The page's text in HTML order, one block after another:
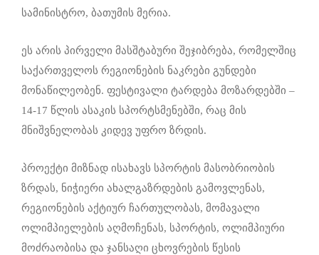
სამინისტრო, ბათუმის მერია.
ეს არის პირველი მასშტაბური შეჯიბრება, რომელშიც
საქართველოს რეგიონების ნაკრები გუნდები
მონაწილეობენ. ფესტივალი ტარდება მოზარდებში –
14-17 წლის ასაკის სპორტსმენებში, რაც მის
მნიშვნელობას კიდევ უფრო ზრდის.
პროექტი მიზნად ისახავს სპორტის მასობრიობის
ზრდას, ნიჭიერი ახალგაზრდების გამოვლენას,
რეგიონების აქტიურ ჩართულობას, მომავალი
ოლიმპიელების აღმოჩენას, სპორტის, ოლიმპიური
მოძრაობისა და ჯანსაღი ცხოვრების წესის